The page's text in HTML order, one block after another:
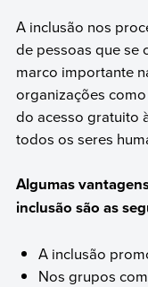
A inclusão nos
de pessoas que se
marco importante
organizações
do acesso gratuito
todos os seres
Algumas
inclusão são as
A inclusão
Nos grupos